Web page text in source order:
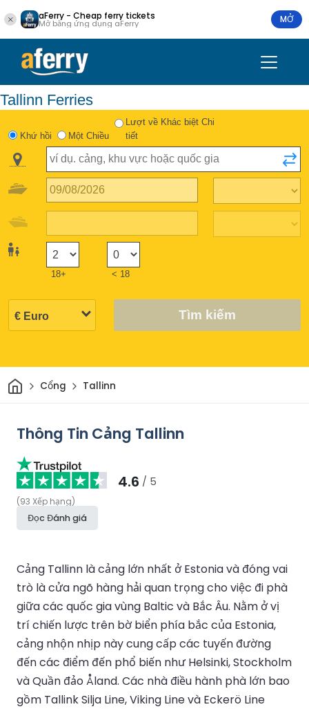
aFerry - Cheap ferry tickets
Mở bằng ứng dụng aFerry MỞ
Tallinn Ferries
Khứ hồi Một Chiều
Lượt về Khác biệt Chi
tiết
18+ < 18
Tìm kiếm
Trang chủ
Cổng Tallinn
Thông Tin Cảng Tallinn
4.6 / 5
(93 Xếp hạng)
Đọc Đánh giá
Cảng Tallinn là cảng lớn nhất ở Estonia và đóng vai
trò là cửa ngõ hàng hải quan trọng cho việc đi phà
giữa các quốc gia vùng Baltic và Bắc Âu. Nằm ở vị
trí chiến lược trên bờ biển phía bắc của Estonia,
cảng nhộn nhịp này cung cấp các tuyến đường
đến các điểm đến phổ biến như Helsinki, Stockholm
và Quần đảo Åland. Các nhà điều hành phà lớn bao
gồm Tallink Silja Line, Viking Line và Eckerö Line